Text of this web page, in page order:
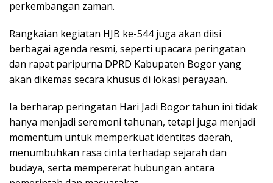
perkembangan zaman.
Rangkaian kegiatan HJB ke-544 juga akan diisi
berbagai agenda resmi, seperti upacara peringatan
dan rapat paripurna DPRD Kabupaten Bogor yang
akan dikemas secara khusus di lokasi perayaan.
Ia berharap peringatan Hari Jadi Bogor tahun ini tidak
hanya menjadi seremoni tahunan, tetapi juga menjadi
momentum untuk memperkuat identitas daerah,
menumbuhkan rasa cinta terhadap sejarah dan
budaya, serta mempererat hubungan antara